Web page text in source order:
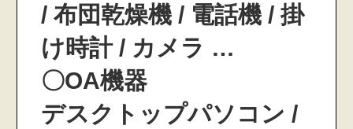
/ 布団乾燥機 / 電話機 / 掛
け時計 / カメラ …
〇OA機器
デスクトップパソコン /